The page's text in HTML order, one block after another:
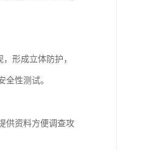
形成立体防护，
性测试。
供资料方便调查攻